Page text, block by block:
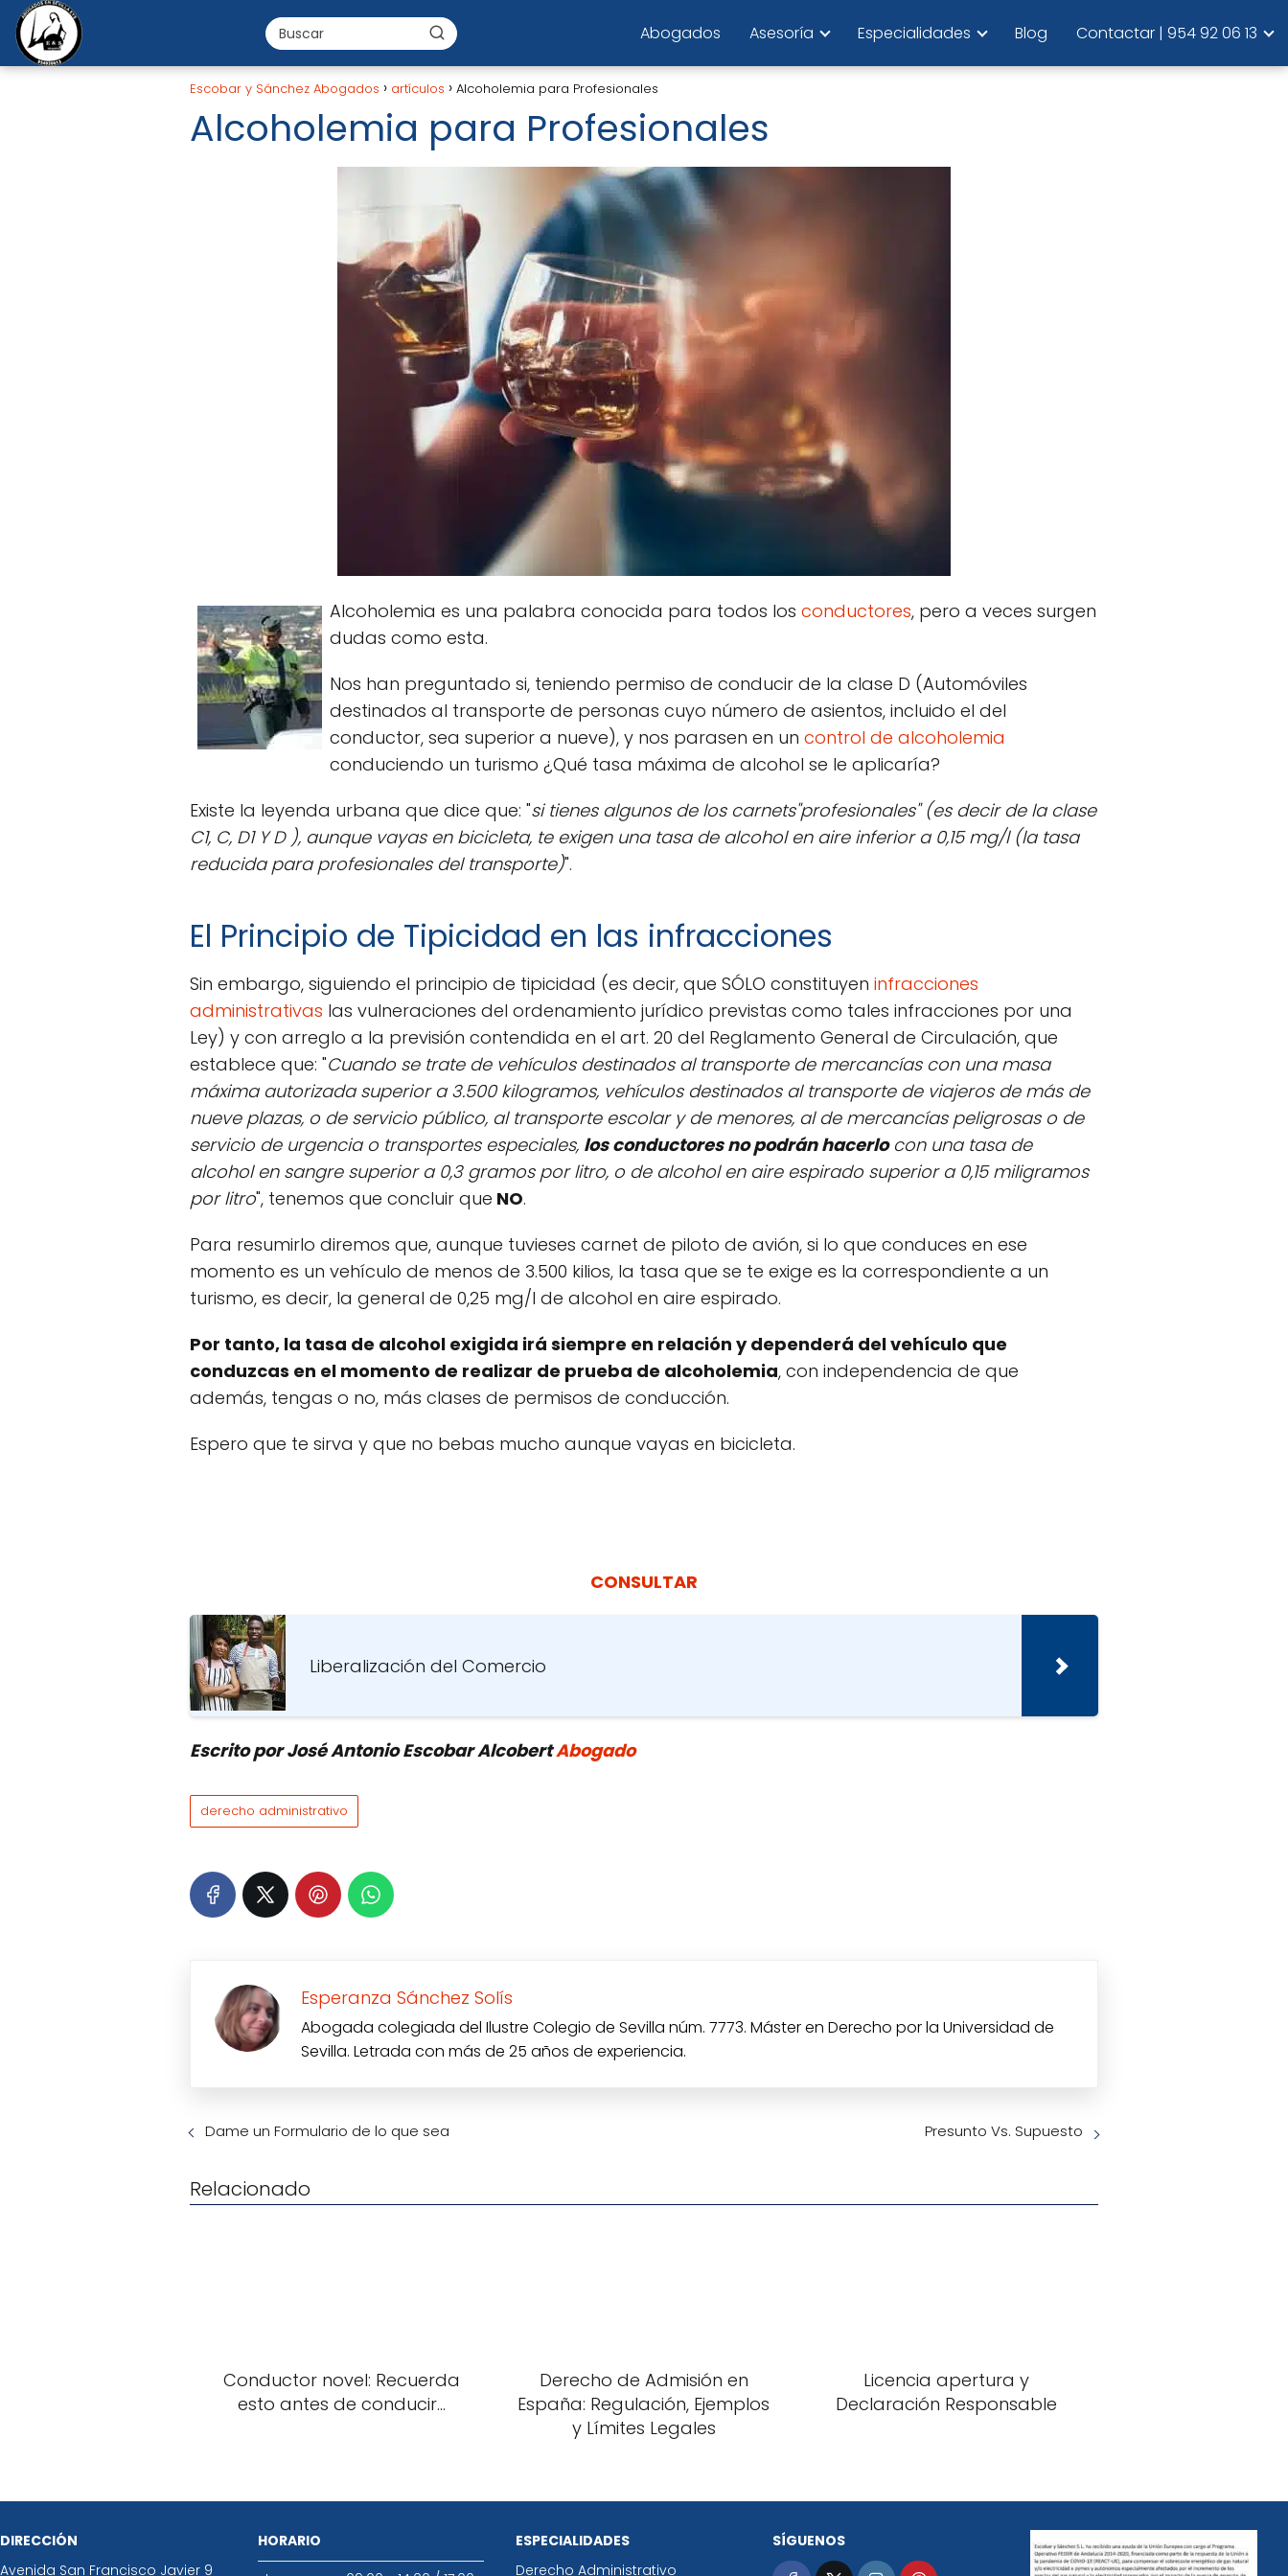
Abogados Asesoría Especialidades Blog Contactar | 954 92 06 13
Escobar y Sánchez Abogados artículos Alcoholemia para Profesionales
Alcoholemia para Profesionales
Alcoholemia es una palabra conocida para todos los conductores, pero a veces surgen
dudas como esta.
Nos han preguntado si, teniendo permiso de conducir de la clase D (Automóviles
destinados al transporte de personas cuyo número de asientos, incluido el del
conductor, sea superior a nueve), y nos parasen en un control de alcoholemia
conduciendo un turismo ¿Qué tasa máxima de alcohol se le aplicaría?
Existe la leyenda urbana que dice que: "si tienes algunos de los carnets"profesionales" (es decir de la clase
C1, C, D1 Y D ), aunque vayas en bicicleta, te exigen una tasa de alcohol en aire inferior a 0,15 mg/l (la tasa
reducida para profesionales del transporte)".
El Principio de Tipicidad en las infracciones
Sin embargo, siguiendo el principio de tipicidad (es decir, que SÓLO constituyen infracciones
administrativas las vulneraciones del ordenamiento jurídico previstas como tales infracciones por una
Ley) y con arreglo a la previsión contendida en el art. 20 del Reglamento General de Circulación, que
establece que: "Cuando se trate de vehículos destinados al transporte de mercancías con una masa
máxima autorizada superior a 3.500 kilogramos, vehículos destinados al transporte de viajeros de más de
nueve plazas, o de servicio público, al transporte escolar y de menores, al de mercancías peligrosas o de
servicio de urgencia o transportes especiales, los conductores no podrán hacerlocon una tasa de
alcohol en sangre superior a 0,3 gramos por litro, o de alcohol en aire espirado superior a 0,15 miligramos
por litro", tenemos que concluir que NO.
Para resumirlo diremos que, aunque tuvieses carnet de piloto de avión, si lo que conduces en ese
momento es un vehículo de menos de 3.500 kilios, la tasa que se te exige es la correspondiente a un
turismo, es decir, la general de 0,25 mg/l de alcohol en aire espirado.
Por tanto, la tasa de alcohol exigida irá siempre en relación y dependerá del vehículo que
conduzcas en el momento de realizar de prueba de alcoholemia, con independencia de que
además, tengas o no, más clases de permisos de conducción.
Espero que te sirva y que no bebas mucho aunque vayas en bicicleta.
CONSULTAR
Liberalización del Comercio
Escrito por José Antonio Escobar AlcobertAbogado
derecho administrativo
Esperanza Sánchez Solís
Abogada colegiada del Ilustre Colegio de Sevilla núm. 7773. Máster en Derecho por la Universidad de
Sevilla. Letrada con más de 25 años de experiencia.
Dame un Formulario de lo que sea Presunto Vs. Supuesto
Relacionado
Conductor novel: Recuerda
esto antes de conducir...
Derecho de Admisión en
España: Regulación, Ejemplos
y Límites Legales
Licencia apertura y
Declaración Responsable
DIRECCIÓN
Avenida San Francisco Javier 9
HORARIO
ESPECIALIDADES
Derecho Administrativo
SÍGUENOS